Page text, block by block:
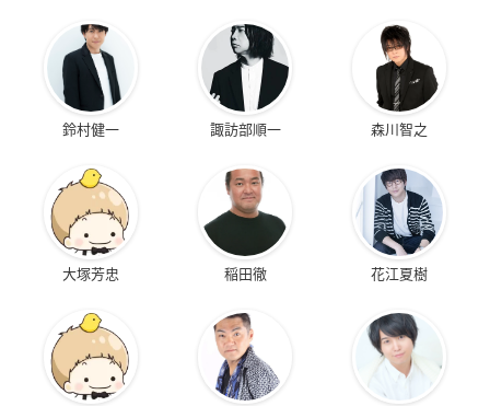
鈴村健一 諏訪部順一 森川智之
大塚芳忠 稲田徹 花江夏樹